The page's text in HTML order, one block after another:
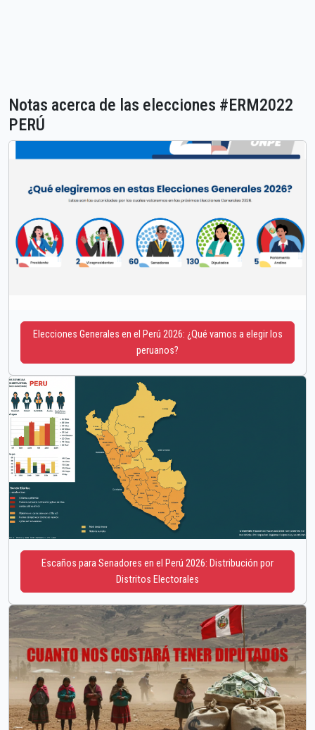
Notas acerca de las elecciones #ERM2022
PERÚ
Elecciones Generales en el Perú 2026: ¿Qué vamos a elegir los
peruanos?
Escaños para Senadores en el Perú 2026: Distribución por
Distritos Electorales